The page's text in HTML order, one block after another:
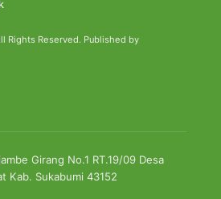
Rights Reserved. Published by
Girang No.1 RT.19/09 Desa
Kab. Sukabumi 43152